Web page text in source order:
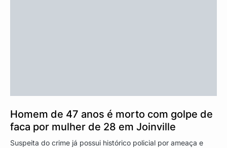
Homem de 47 anos é morto com golpe de
faca por mulher de 28 em Joinville
Suspeita do crime já possui histórico policial por ameaça e